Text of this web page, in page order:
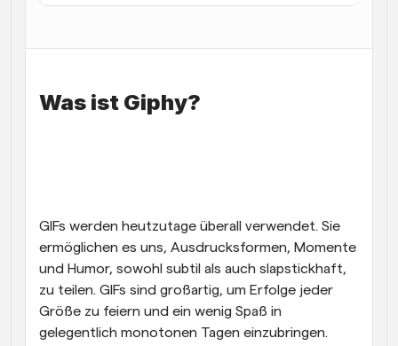
Automatisieren Sie die Planung und Erinnerungen
Bleiben Sie auf dem Laufenden über die neuesten
Nachrichten und Updates.
Dynamische Gruppenlinks
Nahtlos Meetings mit mehreren Personen buchen
Webhooks
Erhalten Sie eine Benachrichtigung, wenn etwas
passiert
Was ist Giphy?
GIFs werden heutzutage überall verwendet. Sie
ermöglichen es uns, Ausdrucksformen, Momente
und Humor, sowohl subtil als auch slapstickhaft,
zu teilen. GIFs sind großartig, um Erfolge jeder
Größe zu feiern und ein wenig Spaß in
gelegentlich monotonen Tagen einzubringen.